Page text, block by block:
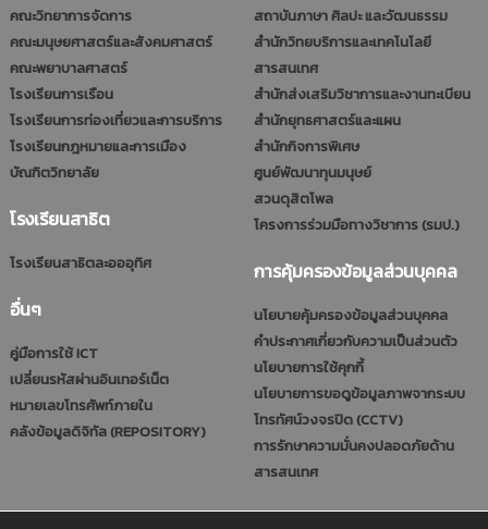
คณะวิทยาการจัดการ
คณะมนุษยศาสตร์และสังคมศาสตร์
คณะพยาบาลศาสตร์
โรงเรียนการเรือน
โรงเรียนการท่องเที่ยวและการบริการ
โรงเรียนกฎหมายและการเมือง
บัณฑิตวิทยาลัย
โรงเรียนสาธิต
โรงเรียนสาธิตละอออุทิศ
อื่นๆ
คู่มือการใช้ ICT
เปลี่ยนรหัสผ่านอินเทอร์เน็ต
หมายเลขโทรศัพท์ภายใน
คลังข้อมูลดิจิทัล (REPOSITORY)
สถาบันภาษา ศิลปะ และวัฒนธรรม
สำนักวิทยบริการและเทคโนโลยี
สารสนเทศ
สำนักส่งเสริมวิชาการและงานทะเบียน
สำนักยุทธศาสตร์และแผน
สำนักกิจการพิเศษ
ศูนย์พัฒนาทุนมนุษย์
สวนดุสิตโพล
โครงการร่วมมือทางวิชาการ (รมป.)
การคุ้มครองข้อมูลส่วนบุคคล
นโยบายคุ้มครองข้อมูลส่วนบุคคล
คำประกาศเกี่ยวกับความเป็นส่วนตัว
นโยบายการใช้คุกกี้
นโยบายการขอดูข้อมูลภาพจากระบบ
โทรทัศน์วงจรปิด (CCTV)
การรักษาความมั่นคงปลอดภัยด้าน
สารสนเทศ